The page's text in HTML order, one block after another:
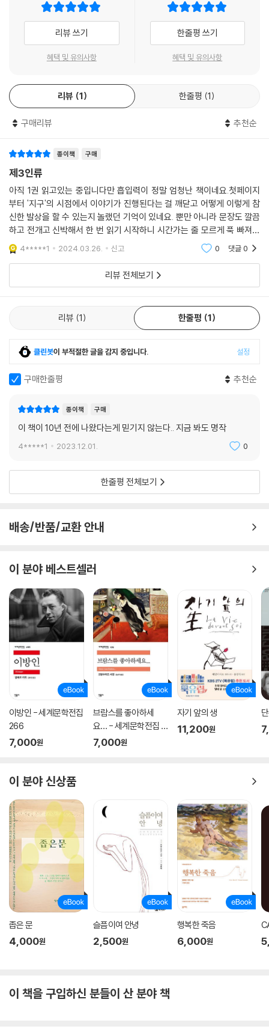
인간으로 인정받지 못한 존재 에마슈
독립을 꿈꾸는 그들의 운명은?
제2권에서는 인간 사회에 노출된 에마슈들의 운명이 흥미진진하게 그려
본질적 질문이 제기된다. 그들은 인간인가, 동물인가? 그들은 인류의 희망
인가, 재앙인가?
제1권에서 새로운 인류인 에마슈들을 탄생시킨 인간들. 초소형 인간 에마
해 인간이 진입할 수 없는 사고 현장에서 인간을 구출하는 공개적 활동을
하면서 인간들 사이에서 그들에 대한 우호적인 여론이 형성되고, 이를 바
탕으로 〈피그미 프로덕션〉이라는 에마슈 파견 용역 회사가 설립된다.
에마슈들은 각종 구조 현장과 의료, 기술, 일반 가정생활 영역에까지 임대
파견되는 등 인기를 얻어 가면서 인간 사회에 순조롭게 합류하는 듯했지만
곧 문제가 발생한다. 한 소년이 에마슈를 학대하고 살해하는 사건이 발생
하고 이에 대한 처벌 여부를 놓고 공방이 벌어지면서 에마슈의 정체성이
쟁점으로 떠오른 것. 인간의 법은 에마슈들을 인간이 소유할 수 있는 사물
로 판결한다. 중국에서는 불법 복제로 에마슈들이 대량 생산되어 헐값에
복종하던 에마슈들은 자신들의 존엄성에 눈을 뜨면서 인류에 대한 저항을
시작한다. 인간들로부터 독립을 꿈꾸는 에마슈들은 어떤 운명을 맞이할 것
일곱 진영으로 분리된 세계
인간은 스스로 진화의 방향을 선택할 수 있는가?
제2권에서는 칠각형 형태의 체스 판이 등장한다. 미래를 바라보는 관점과
추구 방향에 따라 나뉜 인류의 일곱 진영을 체스에 비유한 것이다. 각각 자
본주의자, 종교주의자, 기계주의자, 우주 나비 2호 탑승자, 장수(長壽) 지
르나르 베르베르가 자신의 상상력을 교묘하게 가미해 만든 이 일곱 진영은
일진일퇴의 공방을 벌이며 각자의 기치를 내걸고 인류를 자신들이 원하는
들의 투쟁과 더불어 제2권 전체를 이끌어 나가는 중요한 화두가 된다.
리뷰 쓰기
혜택 및 유의사항
한줄평 쓰기
혜택 및 유의사항
리뷰 1 한줄평 1
구매리뷰 추천순
종이책 구매
제3인류
아직 1권 읽고있는 중입니다만 흡입력이 정말 엄청난 책이네요.첫페이지
부터 '지구'의 시점에서 이야기가 진행된다는 걸 깨닫고 어떻게 이렇게 참
신한 발상을 할 수 있는지 놀랬던 기억이 있네요. 뿐만 아니라 문장도 깔끔
하고 전개고 신박해서 한 번 읽기 시작하니 시간가는 줄 모르게 푹 빠져서
읽게 되네요.정말 재미있습니다 ㅎㅎ
4*****1 2024.03.26. 신고 0 댓글0
리뷰 전체보기
리뷰 1 한줄평 1
클린봇이 부적절한 글을 감지 중입니다. 설정
구매한줄평 추천순
종이책 구매
이 책이 10년 전에 나왔다는게 믿기지 않는다.. 지금 봐도 명작
4*****1 2023.12.01. 0
한줄평 전체보기
배송/반품/교환 안내
이 분야 베스트셀러
이방인 - 세계문학전집
266
7,000원
브람스를 좋아하세
요… - 세계문학전집 1
79
7,000원
자기 앞의 생
11,200원
이 분야 신상품
좁은 문
4,000원
슬픔이여 안녕
2,500원
행복한 죽음
6,000원
이 책을 구입하신 분들이 산 분야 책